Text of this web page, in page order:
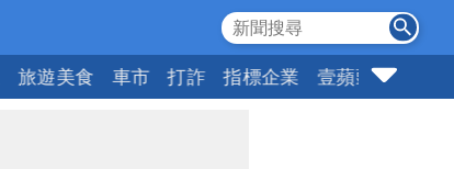
旅遊美食 車市 打詐 指標企業 壹蘋頭家